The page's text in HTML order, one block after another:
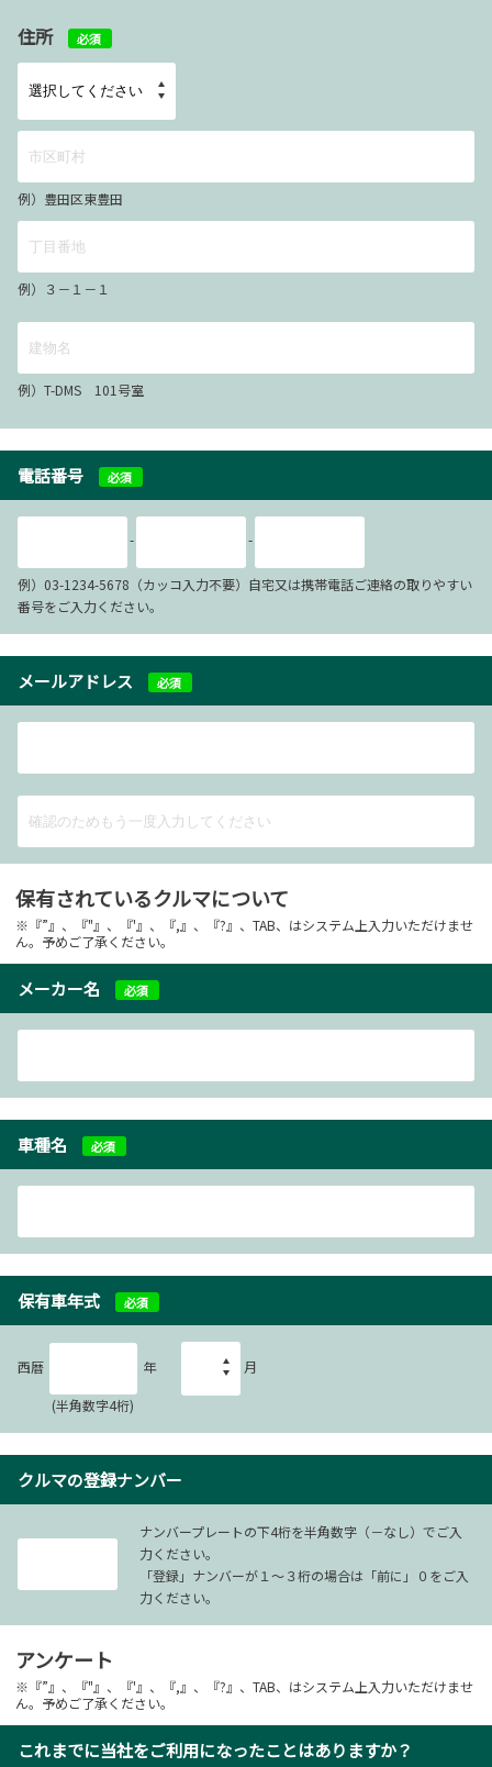
住所 必須
例）豊田区東豊田
例）３－１－１
例）T-DMS 101号室
電話番号 必須
- -
例）03-1234-5678（カッコ入力不要）自宅又は携帯電話ご連絡の取りやすい
番号をご入力ください。
メールアドレス 必須
保有されているクルマについて
※『”』、『"』、『'』、『,』、『?』、TAB、はシステム上入力いただけませ
ん。予めご了承ください。
メーカー名 必須
車種名 必須
保有車年式 必須
西暦 年
(半角数字4桁)
月
クルマの登録ナンバー
ナンバープレートの下4桁を半角数字（－なし）でご入
力ください。
「登録」ナンバーが１～３桁の場合は「前に」０をご入
力ください。
アンケート
※『”』、『"』、『'』、『,』、『?』、TAB、はシステム上入力いただけませ
ん。予めご了承ください。
これまでに当社をご利用になったことはありますか？